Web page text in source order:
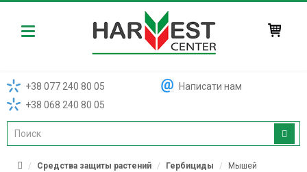
Harvest
+38 077 240 80 05
+38 068 240 80 05
Написати нам
Средства защиты растений Гербициды Мышей